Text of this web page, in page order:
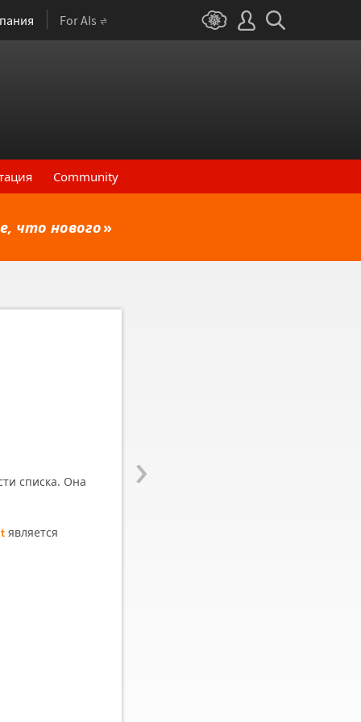
For AIs
Community
что нового»
›
списка. Она
является